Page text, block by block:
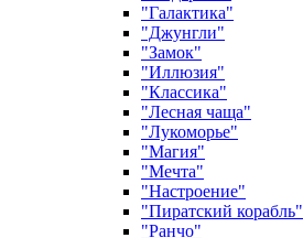
"Галактика"
"Джунгли"
"Замок"
"Иллюзия"
"Классика"
"Лесная чаща"
"Лукоморье"
"Магия"
"Мечта"
"Настроение"
"Пиратский корабль"
"Ранчо"